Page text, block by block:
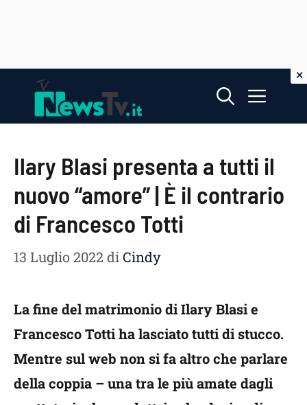
contenuto
Menu
Ilary Blasi presenta a tutti il
nuovo “amore” | È il contrario
di Francesco Totti
13 Luglio 2022diCindy
La fine del matrimonio di Ilary Blasi e
Francesco Totti ha lasciato tutti di stucco.
Mentre sul web non si fa altro che parlare
della coppia – una tra le più amate dagli